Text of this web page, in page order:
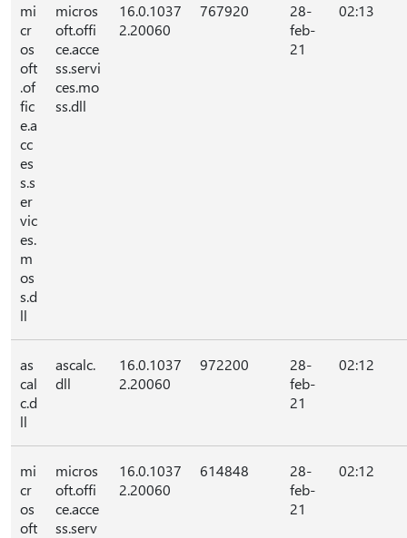
mi
cr
os
oft
.of
fic
e.a
cc
es
s.s
er
vic
es.
m
os
s.d
ll
micros
oft.offi
ce.acce
ss.servi
ces.mo
ss.dll
16.0.1037
2.20060
767920
28-
feb-
21
02:13
as
cal
c.d
ll
ascalc.
dll
16.0.1037
2.20060
972200
28-
feb-
21
02:12
mi
cr
os
oft
micros
oft.offi
ce.acce
ss.serv
16.0.1037
2.20060
614848
28-
feb-
21
02:12